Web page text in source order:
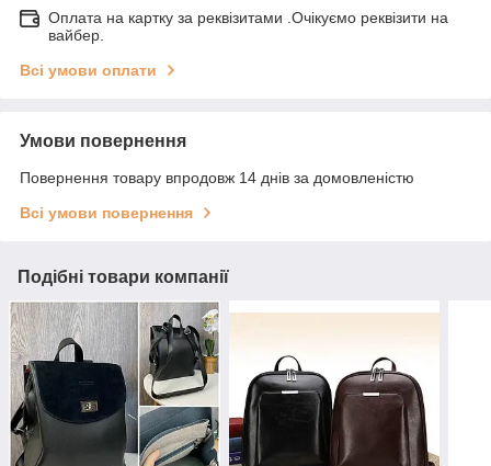
Оплата на картку за реквізитами .Очікуємо реквізити на
вайбер.
Всі умови оплати
Умови повернення
Повернення товару впродовж 14 днів за домовленістю
Всі умови повернення
Подібні товари компанії